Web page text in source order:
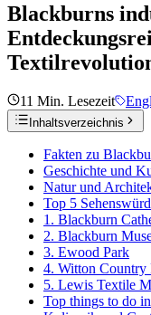
Blackburns
11 Min. Lesezeit
Inhaltsverzeichnis
Fakten zu
Geschichte und
Natur und
Top 5
1. Blackburn
2. Blackburn
3. Ewood Park
4. Witton Country
5. Lewis Textile
Top things to do